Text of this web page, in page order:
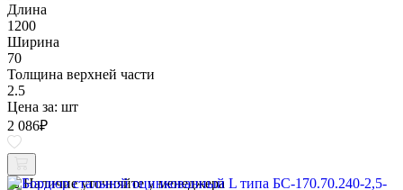
Длина
1200
Ширина
70
Толщина верхней части
2.5
Цена за: шт
2 086₽
Наличие уточняйте у менеджера